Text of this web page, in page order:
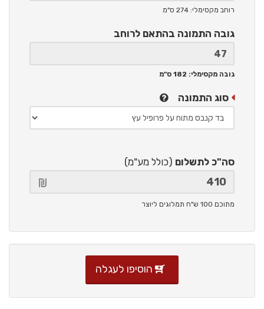
רוחב מקסימלי: 274 ס"מ
גובה התמונה בהתאם לרוחב
גובה מקסימלי: 182 ס"מ
סוג התמונה
סה"כ לתשלום (כולל מע"מ)
מתוכם 100 ש"ח תמלוגים ליוצר
הוסיפו לעגלה